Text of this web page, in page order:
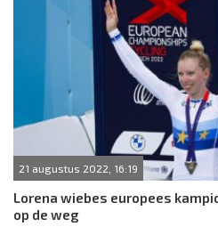
21 augustus 2022, 16:19
Lorena wiebes europees
op de weg